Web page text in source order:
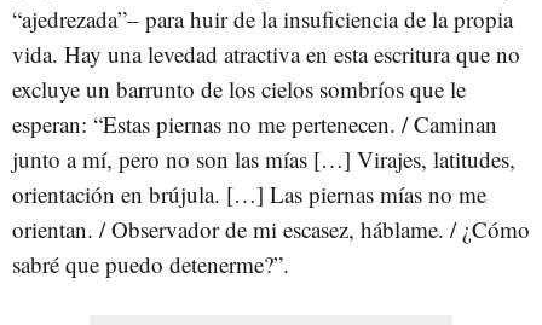
“ajedrezada”– para huir de la insuficiencia de la propia
vida. Hay una levedad atractiva en esta escritura que no
excluye un barrunto de los cielos sombríos que le
esperan: “Estas piernas no me pertenecen. / Caminan
junto a mí, pero no son las mías […] Virajes, latitudes,
orientación en brújula. […] Las piernas mías no me
orientan. / Observador de mi escasez, háblame. / ¿Cómo
sabré que puedo detenerme?”.